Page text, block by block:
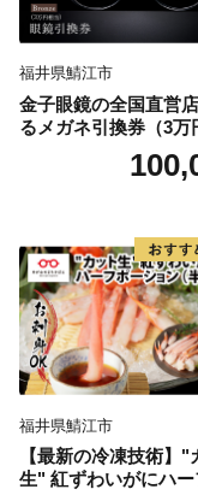
福井県鯖江市
金子眼鏡の全国直営
るメガネ引換券（3万
福井県鯖江市
【最新の冷凍技術】"
生" 紅ずわいがにハー